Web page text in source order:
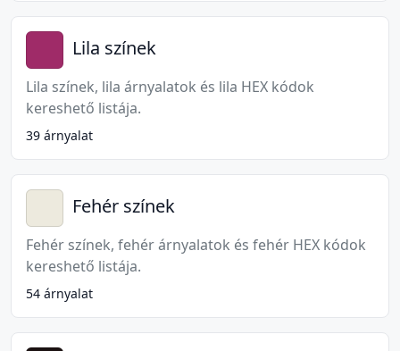
Lila színek
Lila színek, lila árnyalatok és lila HEX kódok
kereshető listája.
39 árnyalat
Fehér színek
Fehér színek, fehér árnyalatok és fehér HEX kódok
kereshető listája.
54 árnyalat